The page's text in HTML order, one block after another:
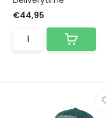
€44,95